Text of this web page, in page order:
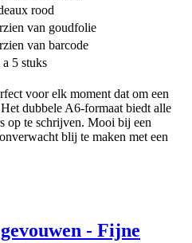
rood
van goudfolie
van barcode
a 5 stuks
voor elk moment dat om een
dubbele A6-formaat biedt alle
op te schrijven. Mooi bij een
blij te maken met een
- Fijne